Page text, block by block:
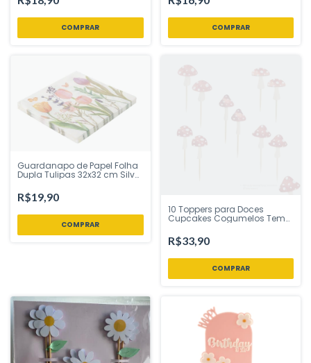
Guardanapo de Papel Folha
Dupla Tulipas 32x32 cm Silver
Loja
R$19,90
10 Toppers para Doces
Cupcakes Cogumelos Tem
Loja
R$33,90